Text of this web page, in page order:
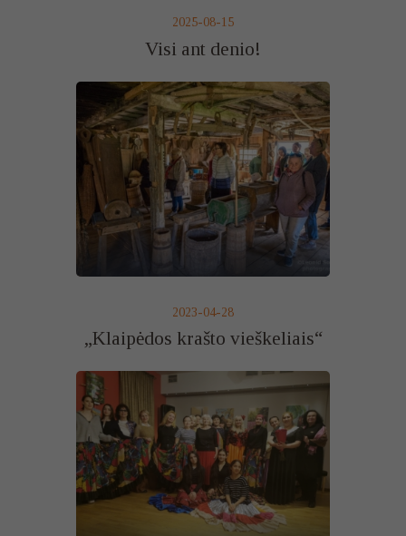
2025-08-15
Visi ant denio!
2023-04-28
„Klaipėdos krašto vieškeliais“